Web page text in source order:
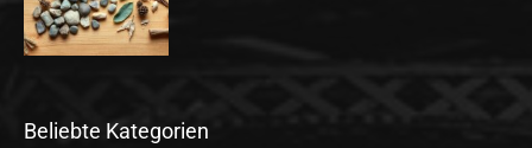
Beliebte Kategorien